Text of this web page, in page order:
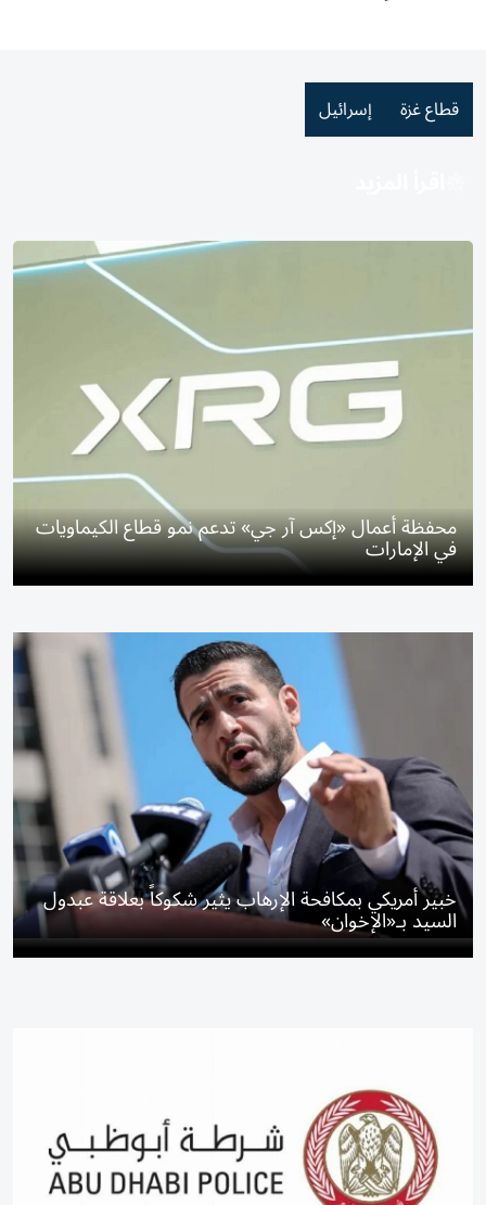
قطاع غزة إسرائيل
محفظة أعمال «إكس آر جي» تدعم نمو قطاع الكيماويات
في الإمارات
خبير أمريكي بمكافحة الإرهاب يثير شكوكاً بعلاقة عبدول
السيد بـ«الإخوان»